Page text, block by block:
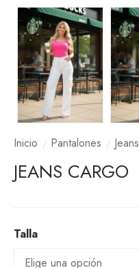
Inicio Pantalones Jeans
JEANS CARGO
Talla